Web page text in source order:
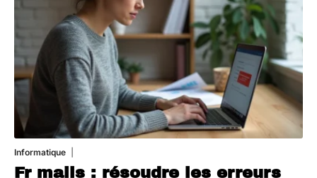
Informatique
Fr mails : résoudre les erreurs